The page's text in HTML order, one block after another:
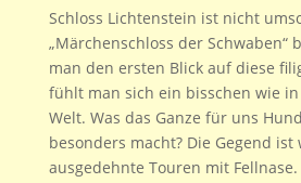
Schloss Lichtenstein ist nicht
„Märchenschloss der Schwaben“
man den ersten Blick auf diese
fühlt man sich ein bisschen wie
Welt. Was das Ganze für uns
besonders macht? Die Gegend
ausgedehnte Touren mit